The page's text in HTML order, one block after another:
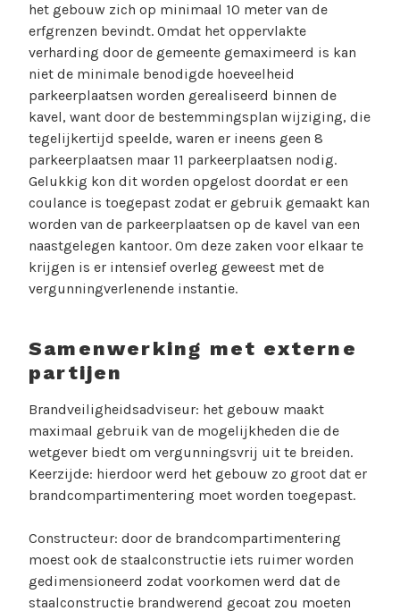
het gebouw zich op minimaal 10 meter van de
erfgrenzen bevindt. Omdat het oppervlakte
verharding door de gemeente gemaximeerd is kan
niet de minimale benodigde hoeveelheid
parkeerplaatsen worden gerealiseerd binnen de
kavel, want door de bestemmingsplan wijziging, die
tegelijkertijd speelde, waren er ineens geen 8
parkeerplaatsen maar 11 parkeerplaatsen nodig.
Gelukkig kon dit worden opgelost doordat er een
coulance is toegepast zodat er gebruik gemaakt kan
worden van de parkeerplaatsen op de kavel van een
naastgelegen kantoor. Om deze zaken voor elkaar te
krijgen is er intensief overleg geweest met de
vergunningverlenende instantie.
Samenwerking met externe
partijen
Brandveiligheidsadviseur: het gebouw maakt
maximaal gebruik van de mogelijkheden die de
wetgever biedt om vergunningsvrij uit te breiden.
Keerzijde: hierdoor werd het gebouw zo groot dat er
brandcompartimentering moet worden toegepast.
Constructeur: door de brandcompartimentering
moest ook de staalconstructie iets ruimer worden
gedimensioneerd zodat voorkomen werd dat de
staalconstructie brandwerend gecoat zou moeten